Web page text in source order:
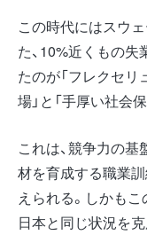
この時代にはスウ
た、10%近くもの
たのが「フレクセリ
場」と「手厚い社会
これは、競争力の
材を育成する職業訓
えられる。しかも
日本と同じ状況を